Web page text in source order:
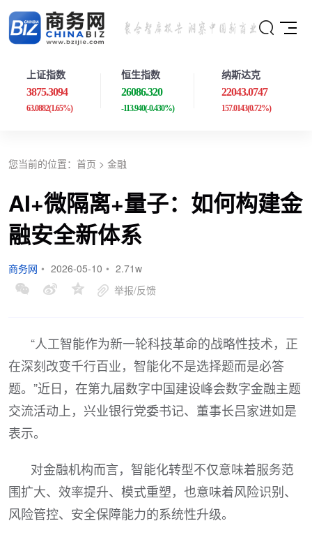
上证指数
3875.3094
63.0882(1.65%)
恒生指数
26086.320
-113.940(-0.430%)
纳斯达克
22043.0747
157.0143(0.72%)
您当前的位置： 首页 > 金融
AI+微隔离+量子：如何构建金
融安全新体系
商务网 • 2026-05-10 • 2.71w
举报/反馈
“人工智能作为新一轮科技革命的战略性技术，正
在深刻改变千行百业，智能化不是选择题而是必答
题。”近日，在第九届数字中国建设峰会数字金融主题
交流活动上，兴业银行党委书记、董事长吕家进如是
表示。
对金融机构而言，智能化转型不仅意味着服务范
围扩大、效率提升、模式重塑，也意味着风险识别、
风险管控、安全保障能力的系统性升级。